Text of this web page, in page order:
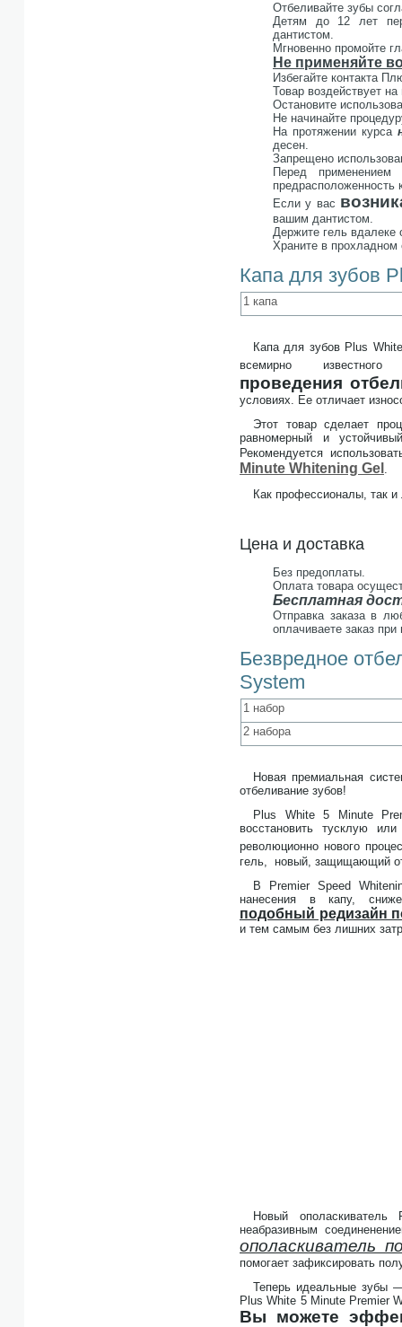
Отбеливайте зубы
Детям до 12 лет
дантистом.
Мгновенно промойте
Не применяйте
Избегайте контакта
Товар воздействует
Остановите
Не начинайте
На протяжении курса
десен.
Запрещено
Перед
Если у вас
вашим дантистом.
Держите гель вдалеке
Храните в прохладном
Капа для зубов
1 капа
Капа для зубов Plus
всемирно
проведения
условиях. Ее отличает
Этот товар сделает
равномерный и
Рекомендуется
Minute Whitening Gel .
Как профессионалы, так
Цена и доставка
Без предоплаты.
Оплата товара
Бесплатная
Отправка заказа в
оплачиваете заказ
Безвредное
System
1 набор
2 набора
Новая премиальная
отбеливание зубов!
Plus White 5 Minute
восстановить тусклую
революционно нового
гель, новый, защищающий
В Premier Speed
нанесения в капу,
подобный редизайн
и тем самым без лишних
Новый
неабразивным
ополаскиватель
помогает зафиксировать
Теперь идеальные зубы
Plus White 5 Minute Premier
Вы можете